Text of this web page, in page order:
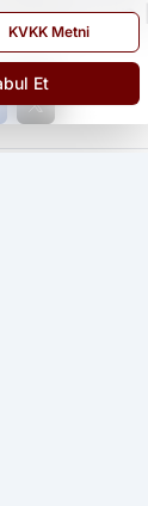
KVKK Metni
Et